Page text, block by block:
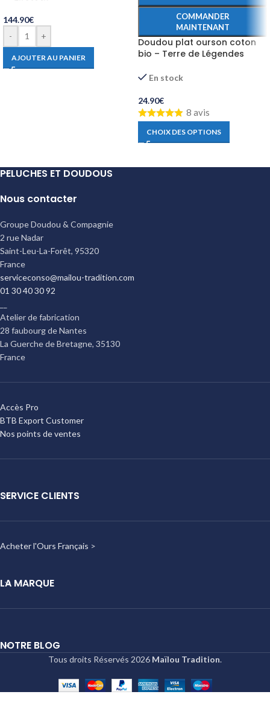
144.90€
-
+
AJOUTER AU PANIER
COMMANDER
MAINTENANT
Doudou plat ourson coton
bio – Terre de Légendes
En stock
24.90€
8 avis
CHOIX DES OPTIONS
PELUCHES ET DOUDOUS
Nous contacter
Groupe Doudou & Compagnie
2 rue Nadar
Saint-Leu-La-Forêt, 95320
France
serviceconso@mailou-tradition.com
01 30 40 30 92
Atelier de fabrication
28 faubourg de Nantes
La Guerche de Bretagne, 35130
France
Accès Pro
BTB Export Customer
Nos points de ventes
SERVICE CLIENTS
Acheter l'Ours Français >
LA MARQUE
NOTRE BLOG
Tous droits Réservés 2026 Maïlou Tradition.
L’Ours